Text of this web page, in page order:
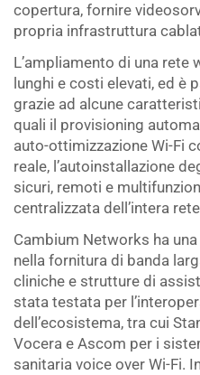
copertura, fornire
propria infrastruttura
L’ampliamento di una rete
lunghi e costi elevati, ed è
grazie ad alcune
quali il provisioning
auto-ottimizzazione Wi-Fi
reale, l’autoinstallazione
sicuri, remoti e
centralizzata dell’intera
Cambium Networks ha
nella fornitura di banda
cliniche e strutture di
stata testata per
dell’ecosistema, tra cui
Vocera e Ascom per i
sanitaria voice over Wi-Fi.